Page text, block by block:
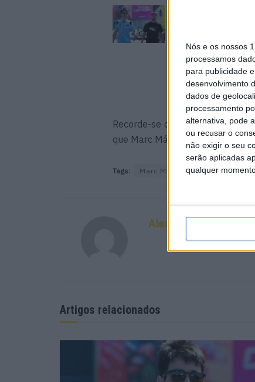
Nós e os nossos
processamos
para publicidade
desenvolvimento
dados de
processamento
alternativa, pode
ou recusar o
não exigir o seu
serão aplicadas
qualquer
6 AGOSTO, 2026
Recorde-se que após o GP da
que Marc Márquez “destruiu o
Tags: Marc Marquez MotoGP
Alexandre Melo
Artigos relacionados